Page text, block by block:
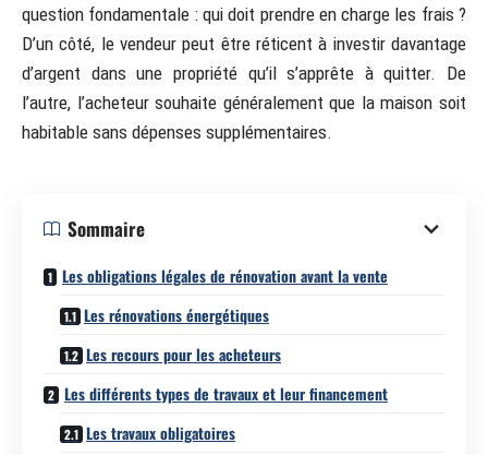
question fondamentale : qui doit prendre en charge les frais ?
D’un côté, le vendeur peut être réticent à investir davantage
d’argent dans une propriété qu’il s’apprête à quitter. De
l’autre, l’acheteur souhaite généralement que la maison soit
habitable sans dépenses supplémentaires.
Sommaire
Les obligations légales de rénovation avant la vente
Les rénovations énergétiques
Les recours pour les acheteurs
Les différents types de travaux et leur financement
Les travaux obligatoires